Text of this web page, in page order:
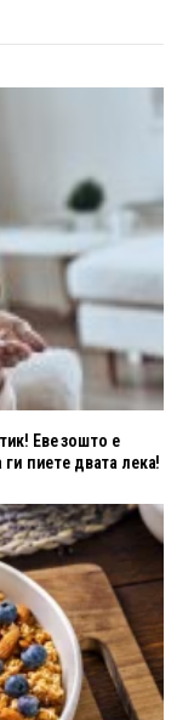
Еве зошто е
пиете двата лека!